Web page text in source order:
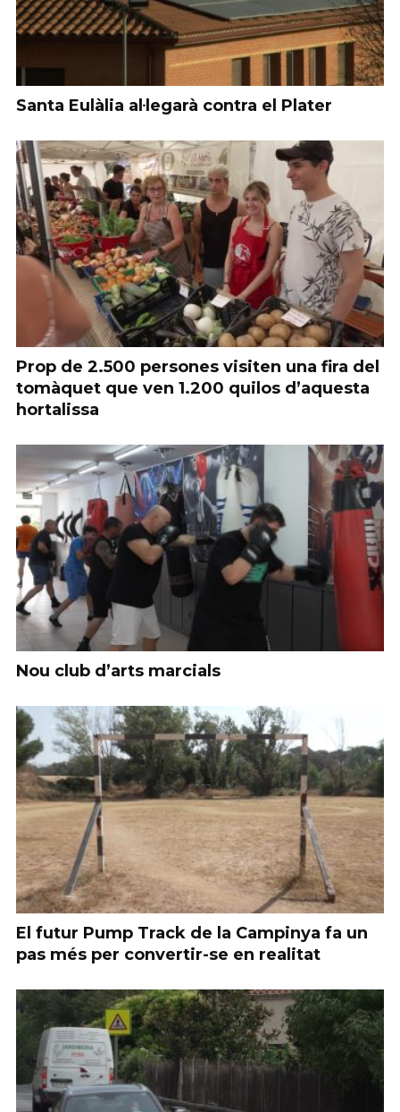
Santa Eulàlia al·legarà contra el Plater
Prop de 2.500 persones visiten una fira del
tomàquet que ven 1.200 quilos d’aquesta
hortalissa
Nou club d’arts marcials
El futur Pump Track de la Campinya fa un
pas més per convertir-se en realitat